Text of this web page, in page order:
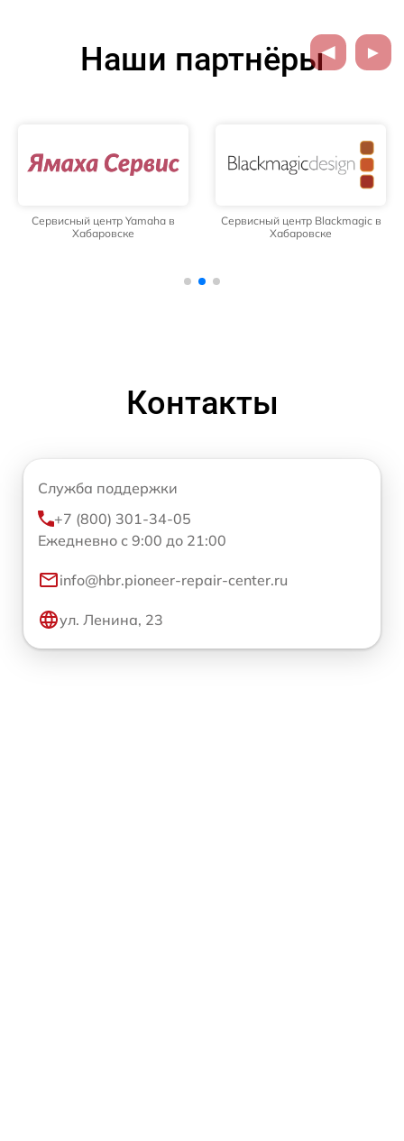
Наши партнёры
Сервисный центр Yamaha в
Хабаровске
Сервисный центр Blackmagic в
Хабаровске
Контакты
Служба поддержки
+7 (800) 301-34-05
Ежедневно с 9:00 до 21:00
info@hbr.pioneer-repair-center.ru
ул. Ленина, 23